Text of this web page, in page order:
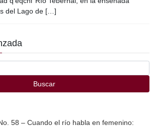
tir
del Lago de […]
Buscar
58 – Cuando el río habla en femenino: